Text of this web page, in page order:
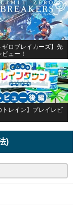
ゼロブレイカーズ】先
ュー！
トレイン】プレイレビ
)